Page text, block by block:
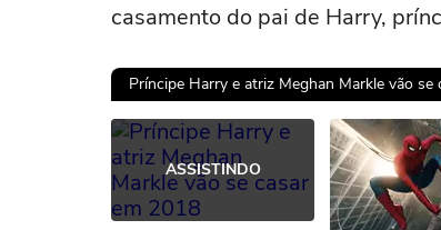
casamento do pai de Harry,
Príncipe Harry e atriz Meghan Markle vão se
ASSISTINDO